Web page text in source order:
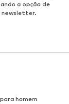
a opção de
newsletter.
homem